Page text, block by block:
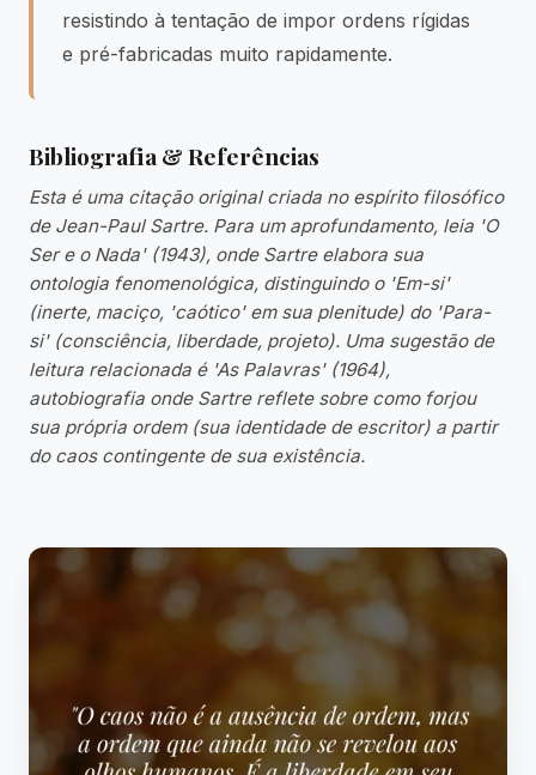
resistindo à tentação de impor ordens rígidas
e pré-fabricadas muito rapidamente.
Bibliografia & Referências
Esta é uma citação original criada no espírito filosófico
de Jean-Paul Sartre. Para um aprofundamento, leia 'O
Ser e o Nada' (1943), onde Sartre elabora sua
ontologia fenomenológica, distinguindo o 'Em-si'
(inerte, maciço, 'caótico' em sua plenitude) do 'Para-
si' (consciência, liberdade, projeto). Uma sugestão de
leitura relacionada é 'As Palavras' (1964),
autobiografia onde Sartre reflete sobre como forjou
sua própria ordem (sua identidade de escritor) a partir
do caos contingente de sua existência.